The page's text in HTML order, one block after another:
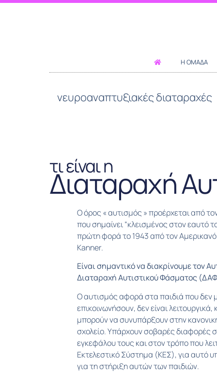
Η ΟΜΆΔΑ
νευροαναπτυξιακές διαταραχές
τι είναι η
Διαταραχή
Ο όρος « αυτισμός » προέρχεται από
που σημαίνει “κλεισμένος στον εαυτό
πρώτη φορά το 1943 από τον
Kanner.
Είναι σημαντικό να διακρίνουμε τον
Διαταραχή Αυτιστικού Φάσματος
Ο αυτισμός αφορά στα παιδιά που δεν
επικοινωνήσουν, δεν είναι
μπορούν να συνυπάρξουν στην
σχολείο. Υπάρχουν σοβαρές διαφορές
εγκεφάλου τους και στον τρόπο που
Εκτελεστικό Σύστημα (ΚΕΣ), για αυτό
για τη στήριξη αυτών των παιδιών.